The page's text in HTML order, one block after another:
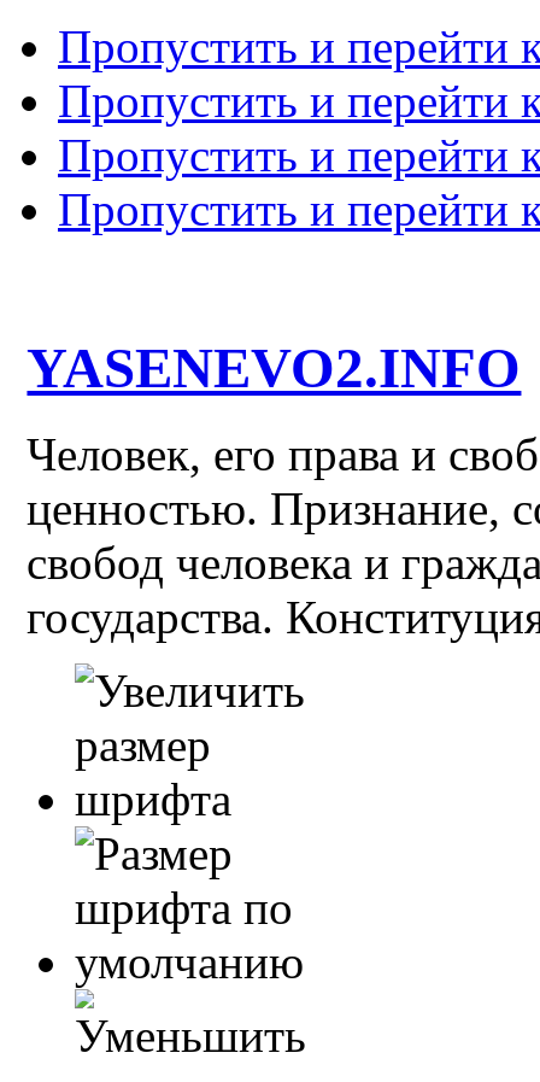
Пропустить и перейти
Пропустить и перейти
Пропустить и перейти
Пропустить и перейти
YASENEVO2.INFO
Человек, его права и
ценностью. Признание,
свобод человека и
государства.